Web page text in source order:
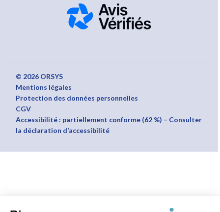
© 2026 ORSYS
Mentions légales
Protection des données personnelles
CGV
Accessibilité : partiellement conforme (62 %) – Consulter
la déclaration d’accessibilité